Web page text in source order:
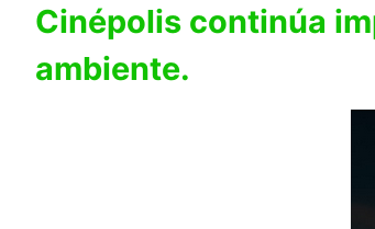
Cinépolis continúa
ambiente.